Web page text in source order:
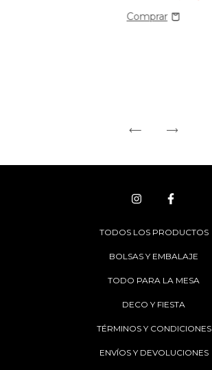
TODOS LOS PRODUCTOS
BOLSAS Y EMBALAJE
TODO PARA LA MESA
DECO Y FIESTA
TÉRMINOS Y CONDICIONES
ENVÍOS Y DEVOLUCIONES